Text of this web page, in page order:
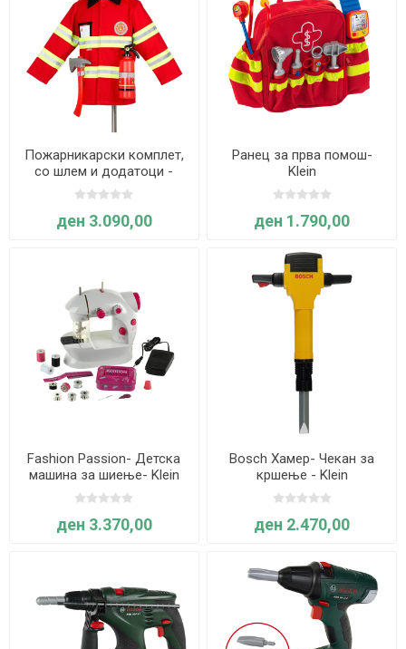
Пожарникарски комплет,
со шлем и додатоци -
Souza
ден 3.090,00
Ранец за прва помош-
Klein
ден 1.790,00
Fashion Passion- Детска
машина за шиење- Klein
ден 3.370,00
Bosch Хамер- Чекан за
кршење - Klein
ден 2.470,00